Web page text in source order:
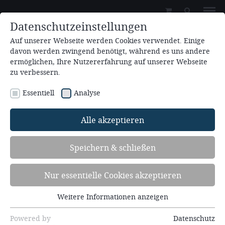
Besondere Einladung
15.08.2026 - 23.08.2026
Familienfreizeit (6.FF26)
Stefan Trunk, Rüdiger Gunzelmann,
Hedwig Gunzelmann, Mirjam Thimig
Datenschutzeinstellungen
Auf unserer Webseite werden Cookies verwendet. Einige
davon werden zwingend benötigt, während es uns andere
ermöglichen, Ihre Nutzererfahrung auf unserer Webseite
zu verbessern.
Essentiell Analyse
Alle akzeptieren
Speichern & schließen
Nur essentielle Cookies akzeptieren
Essentielle Cookies werden für grundlegende
Weitere Informationen anzeigen
Powered by
Datenschutz